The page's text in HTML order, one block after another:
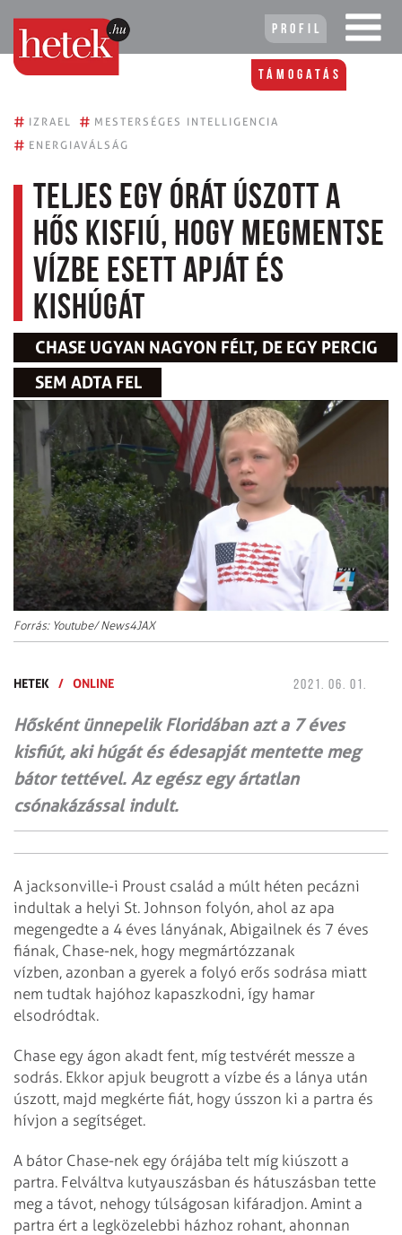
Profil
Támogatás
# IZRAEL # MESTERSÉGES INTELLIGENCIA
# ENERGIAVÁLSÁG
Teljes egy órát úszott a
hős kisfiú, hogy megmentse
vízbe esett apját és
kishúgát
CHASE UGYAN NAGYON FÉLT, DE EGY PERCIG
SEM ADTA FEL
Forrás: Youtube/ News4JAX
HETEK / ONLINE 2021. 06. 01.
Hősként ünnepelik Floridában azt a 7 éves
kisfiút, aki húgát és édesapját mentette meg
bátor tettével. Az egész egy ártatlan
csónakázással indult.
A jacksonville-i Proust család a múlt héten pecázni
indultak a helyi St. Johnson folyón, ahol az apa
megengedte a 4 éves lányának, Abigailnek és 7 éves
fiának, Chase-nek, hogy megmártózzanak
vízben, azonban a gyerek a folyó erős sodrása miatt
nem tudtak hajóhoz kapaszkodni, így hamar
elsodródtak.
Chase egy ágon akadt fent, míg testvérét messze a
sodrás. Ekkor apjuk beugrott a vízbe és a lánya után
úszott, majd megkérte fiát, hogy ússzon ki a partra és
hívjon a segítséget.
A bátor Chase-nek egy órájába telt míg kiúszott a
partra. Felváltva kutyauszásban és hátuszásban tette
meg a távot, nehogy túlságosan kifáradjon. Amint a
partra ért a legközelebbi házhoz rohant, ahonnan